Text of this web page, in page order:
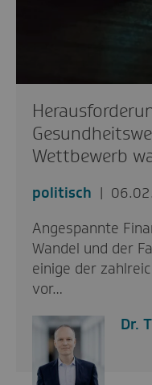
Wettbewerb
politisch
Angespannte
Wandel und der
einige der
vor…
Dr.